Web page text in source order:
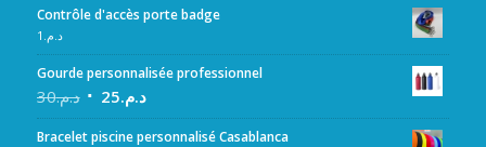
Contrôle d'accès porte badge
د.م. 1
Gourde personnalisée professionnel
د.م.30 د.م.25
Bracelet piscine personnalisé Casablanca